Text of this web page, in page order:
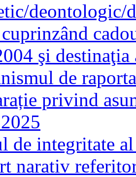
deontologic/
şi destinaţia
de
privind
de integritate
narativ